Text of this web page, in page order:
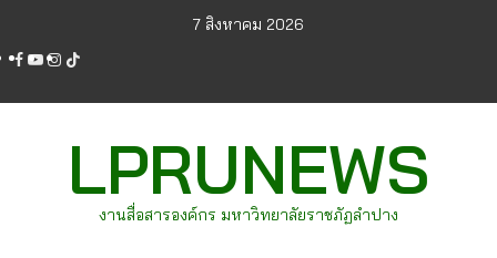
content
7 สิงหาคม 2026
facebook
youtube
instagram
tiktok
LPRUNEWS
งานสื่อสารองค์กร มหาวิทยาลัยราชภัฏลำปาง